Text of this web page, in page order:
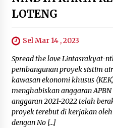
LOTENG
Sel Mar 14 , 2023
Spread the love Lintasrakyat-
pembangunan proyek sistim
kawasan ekonomi khusus
menghabiskan anggaran
anggaran 2021-2022 telah
proyek terebut di kerjakan
dengan No […]